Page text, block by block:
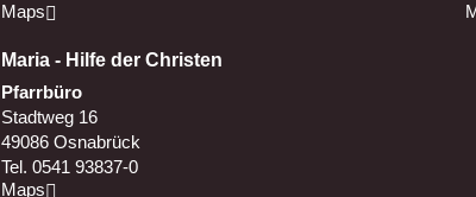
Maps
Maria - Hilfe der Christen
Pfarrbüro
Stadtweg 16
49086 Osnabrück
Tel. 0541 93837-0
Maps